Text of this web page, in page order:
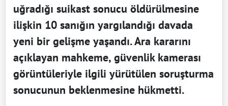
uğradığı suikast sonucu öldürülmesine
ilişkin 10 sanığın yargılandığı davada
yeni bir gelişme yaşandı. Ara kararını
açıklayan mahkeme, güvenlik kamerası
görüntüleriyle ilgili yürütülen soruşturma
sonucunun beklenmesine hükmetti.